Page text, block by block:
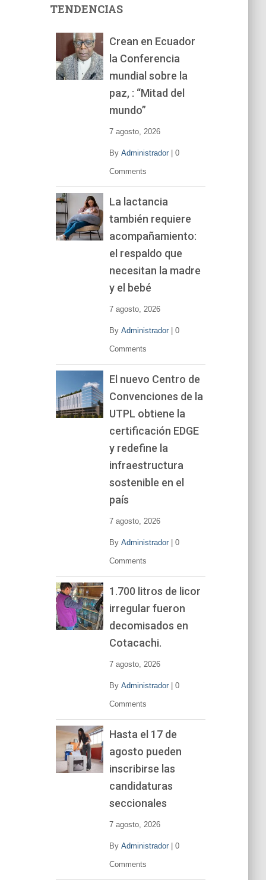
tTENDENCIAS
Crean en Ecuador
la Conferencia
mundial sobre la
paz, : “Mitad del
mundo”
7 agosto, 2026
By Administrador| 0
Comments
La lactancia
también requiere
acompañamiento:
el respaldo que
necesitan la madre
y el bebé
7 agosto, 2026
By Administrador| 0
Comments
El nuevo Centro de
Convenciones de la
UTPL obtiene la
certificación EDGE
y redefine la
infraestructura
sostenible en el
país
7 agosto, 2026
By Administrador| 0
Comments
1.700 litros de licor
irregular fueron
decomisados en
Cotacachi.
7 agosto, 2026
By Administrador| 0
Comments
Hasta el 17 de
agosto pueden
inscribirse las
candidaturas
seccionales
7 agosto, 2026
By Administrador| 0
Comments